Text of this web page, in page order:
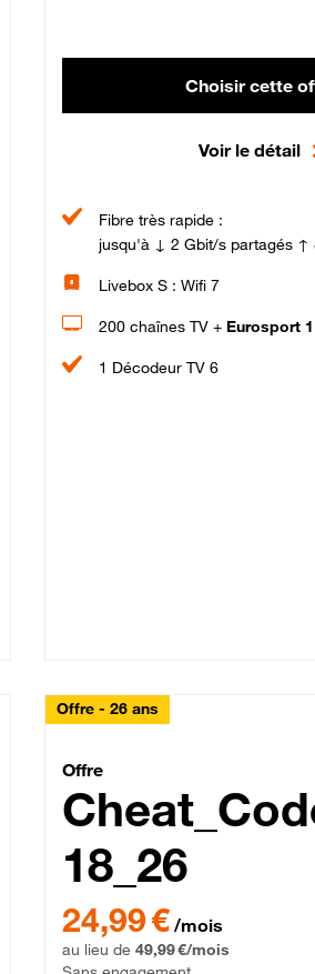
Choisir cette
Voir le détail
Fibre très rapide :
jusqu'à ↓ 2 Gbit/s partagés ↑
Livebox S : Wifi 7
200 chaînes TV + Eurosport 1
1 Décodeur TV 6
Offre - 26 ans
Cheat_Code
Offre
18_26
24,99 € /mois
au lieu de 49,99 €/mois